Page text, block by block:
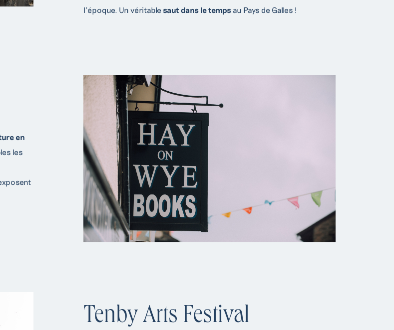
l’époque. Un véritable saut dans le temps au Pays de Galles !
en
les
Tenby Arts Festival